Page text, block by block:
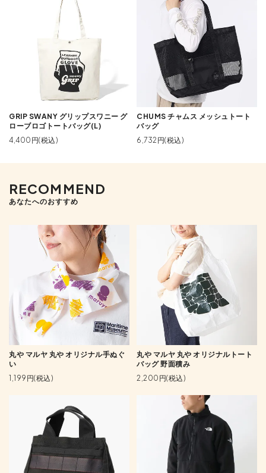
GRIP SWANY グリップスワニー グ
ローブロゴトートバッグ(L)
4,400円(税込)
CHUMS チャムス メッシュトート
バッグ
6,732円(税込)
RECOMMEND
あなたへのおすすめ
丸や マルヤ 丸や オリジナル手ぬぐ
い
1,199円(税込)
丸や マルヤ 丸や オリジナルトート
バッグ 野面積み
2,200円(税込)